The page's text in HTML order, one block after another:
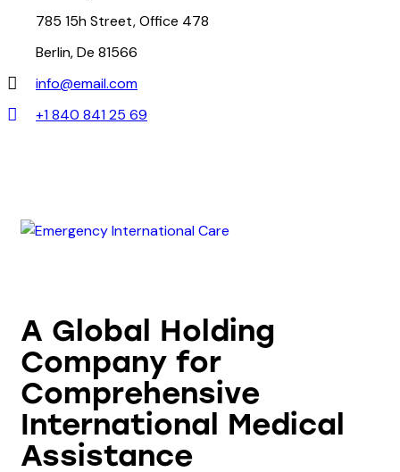
785 15h Street, Office 478
Berlin, De 81566
info@email.com
+1 840 841 25 69
A Global Holding
Company for
Comprehensive
International Medical
Assistance